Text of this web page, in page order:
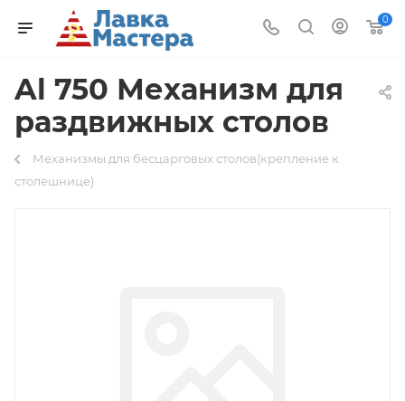
0
Al 750 Механизм для
раздвижных столов
Механизмы для бесцарговых столов(крепление к
столешнице)